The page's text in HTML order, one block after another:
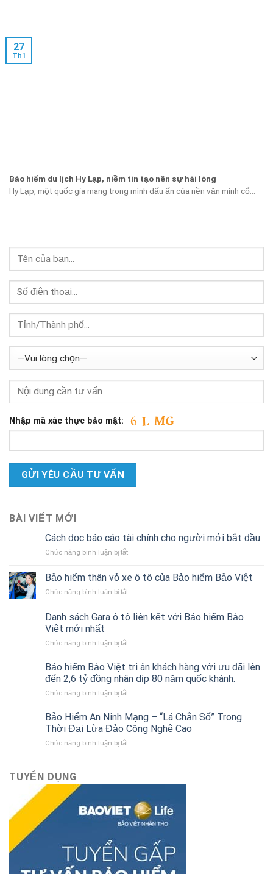
Bảo hiểm du lịch Hy Lạp, niềm tin tạo nên sự hài lòng
Hy Lạp, một quốc gia mang trong mình dấu ấn của nền văn minh cổ...
27
Th1
Nhập mã xác thực bảo mật:
BÀI VIẾT MỚI
Cách đọc báo cáo tài chính cho người mới bắt đầu
Chức năng bình luận bị tắtở
đọc
báo
cáo
chính
mới
đầu
Bảo hiểm thân vỏ xe ô tô của Bảo hiểm Bảo Việt
Chức năng bình luận bị tắtở
hiểm
thân
xe
tô
của
hiểm
Việt
Danh sách Gara ô tô liên kết với Bảo hiểm Bảo
Việt mới nhất
Chức năng bình luận bị tắtở
sách
Gara
ô
tô
kết
với
hiểm
Bảo hiểm Bảo Việt tri ân khách hàng với ưu đãi lên
đến 2,6 tỷ đồng nhân dịp 80 năm quốc khánh.
Chức năng bình luận bị tắtở
hiểm
Bảo
Việt
tri
với
đãi
lên
đến
đồng
nhân
Bảo Hiểm An Ninh Mạng – “Lá Chắn Số” Trong
Thời Đại Lừa Đảo Công Nghệ Cao
Chức năng bình luận bị tắtở
Ninh
–
“Lá
Chắn
Trong
Thời
TUYỂN DỤNG